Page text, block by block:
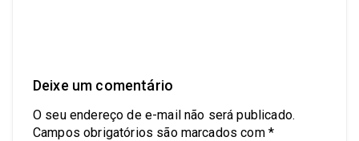
Deixe um comentário
O seu endereço de e-mail não será publicado.
Campos obrigatórios são marcados com *